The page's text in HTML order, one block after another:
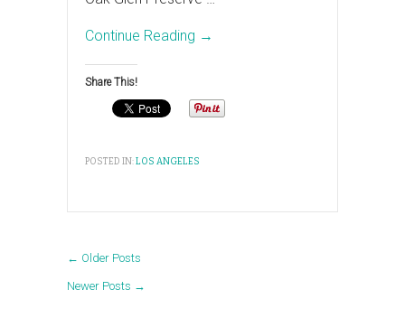
Continue Reading →
Share This!
POSTED IN:LOS ANGELES
← Older Posts
Newer Posts →